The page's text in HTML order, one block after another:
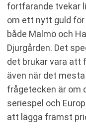
fortfarande tvekar
om ett nytt guld för
både Malmö och
Djurgården. Det
det brukar vara att
även när det
frågetecken är om
seriespel och
att lägga främst